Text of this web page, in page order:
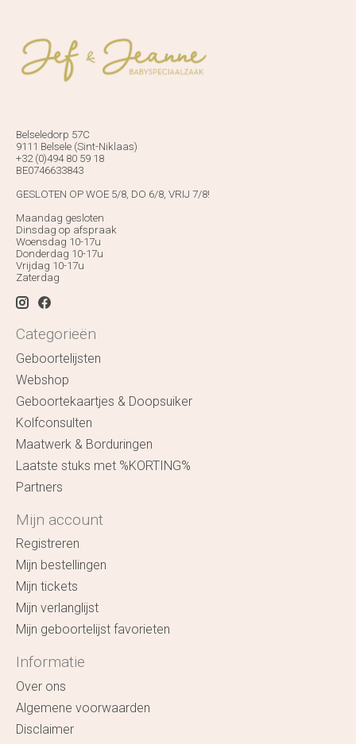
Belseledorp 57C
9111 Belsele (Sint-Niklaas)
+32 (0)494 80 59 18
BE0746633843
GESLOTEN OP WOE 5/8, DO 6/8, VRIJ 7/8!
Maandag gesloten
Dinsdag op afspraak
Woensdag 10-17u
Donderdag 10-17u
Vrijdag 10-17u
Zaterdag
Categorieën
Geboortelijsten
Webshop
Geboortekaartjes & Doopsuiker
Kolfconsulten
Maatwerk & Borduringen
Laatste stuks met %KORTING%
Partners
Mijn account
Registreren
Mijn bestellingen
Mijn tickets
Mijn verlanglijst
Mijn geboortelijst favorieten
Informatie
Over ons
Algemene voorwaarden
Disclaimer